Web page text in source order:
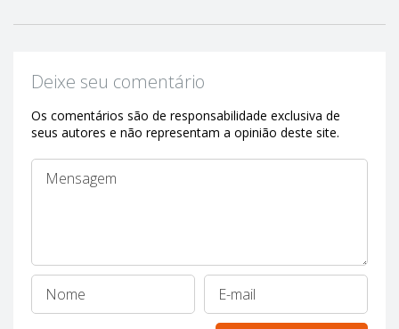
Deixe seu comentário
Os comentários são de responsabilidade exclusiva de
seus autores e não representam a opinião deste site.